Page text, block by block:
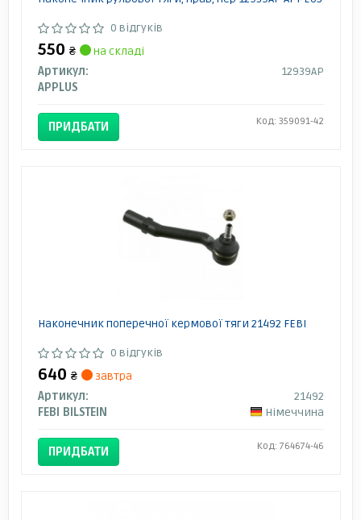
0 відгуків
550 ₴
на складі
Артикул:
12939AP
APPLUS
ПРИДБАТИ Код: 359091-42
Наконечник поперечної кермової тяги 21492 FEBI
0 відгуків
640 ₴
завтра
Артикул:
21492
FEBI BILSTEIN
Німеччина
ПРИДБАТИ Код: 764674-46